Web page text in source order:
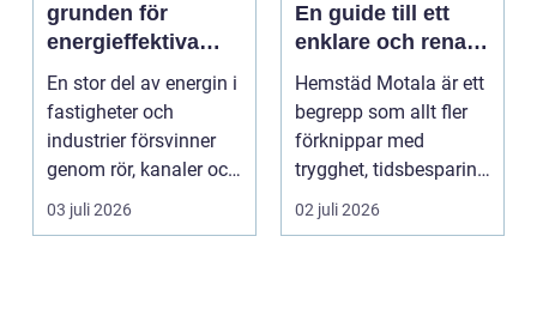
grunden för
energieffektiva
och säkra
byggnader
En stor del av energin i
fastigheter och
industrier försvinner
genom rör, kanaler och
tekniska insta...
03 juli 2026
En guide till ett
enklare och renare
vardagsliv
Hemstäd Motala är ett
begrepp som allt fler
förknippar med
trygghet, tidsbesparing
oc...
02 juli 2026